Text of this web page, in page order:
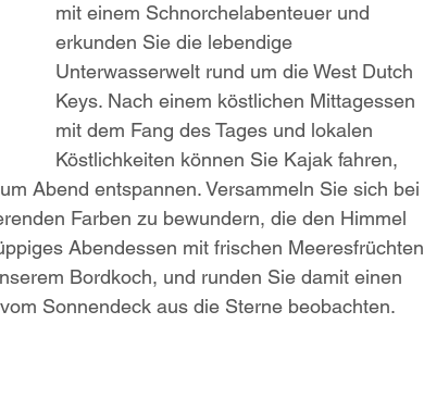
mit einem Schnorchelabenteuer und
erkunden Sie die lebendige
Unterwasserwelt rund um die West Dutch
Keys. Nach einem köstlichen Mittagessen
mit dem Fang des Tages und lokalen
Köstlichkeiten können Sie Kajak fahren,
Abend entspannen. Versammeln Sie sich bei
Farben zu bewundern, die den Himmel
Abendessen mit frischen Meeresfrüchten
Bordkoch, und runden Sie damit einen
Sonnendeck aus die Sterne beobachten.